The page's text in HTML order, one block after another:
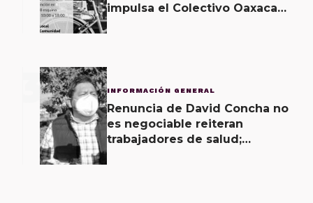
impulsa el Colectivo Oaxaca
3 INFORMACIÓN GENERAL
Renuncia de David Concha no
es negociable reiteran
trabajadores de salud;